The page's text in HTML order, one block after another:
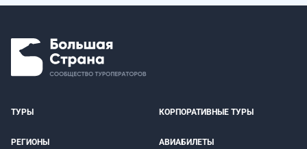
ТУРЫ КОРПОРАТИВНЫЕ ТУРЫ
РЕГИОНЫ АВИАБИЛЕТЫ